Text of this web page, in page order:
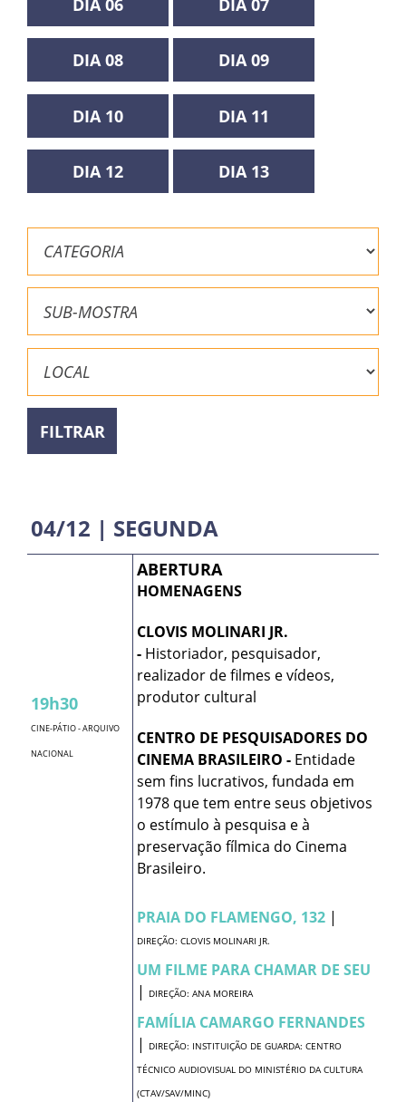
DIA 08 DIA 09
DIA 10 DIA 11
DIA 12 DIA 13
FILTRAR
04/12 | SEGUNDA
19h30
CINE-PÁTIO - ARQUIVO
NACIONAL
ABERTURA
HOMENAGENS
CLOVIS MOLINARI JR.
- Historiador, pesquisador,
realizador de filmes e vídeos,
produtor cultural
CENTRO DE PESQUISADORES DO
CINEMA BRASILEIRO - Entidade
sem fins lucrativos, fundada em
1978 que tem entre seus objetivos
o estímulo à pesquisa e à
preservação fílmica do Cinema
Brasileiro.
PRAIA DO FLAMENGO, 132 |
DIREÇÃO: CLOVIS MOLINARI JR.
UM FILME PARA CHAMAR DE SEU
|
DIREÇÃO: ANA MOREIRA
FAMÍLIA CAMARGO FERNANDES
|
DIREÇÃO: INSTITUIÇÃO DE GUARDA: CENTRO
TÉCNICO AUDIOVISUAL DO MINISTÉRIO DA CULTURA
(CTAV/SAV/MINC)